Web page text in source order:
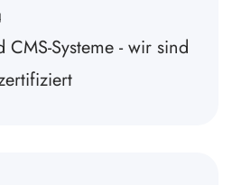
CMS-Systeme - wir sind